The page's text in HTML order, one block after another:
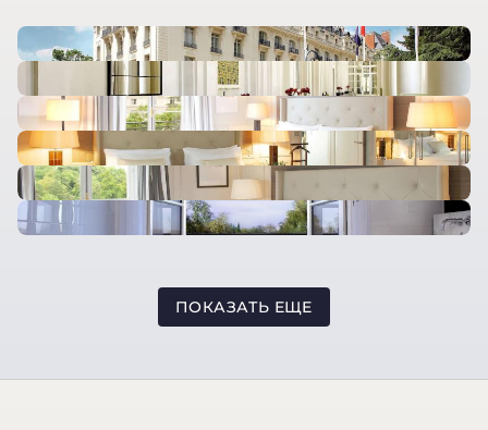
ПОКАЗАТЬ ЕЩЕ